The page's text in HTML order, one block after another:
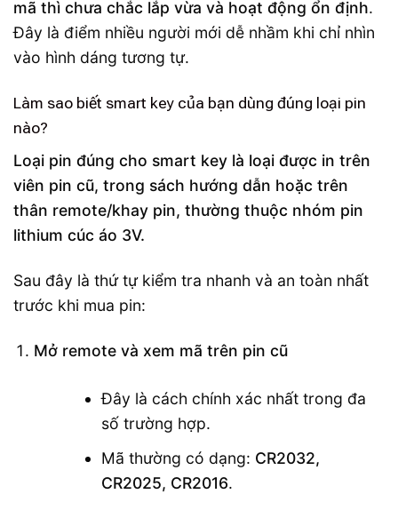
mã thì chưa chắc lắp vừa và hoạt động ổn định.
Đây là điểm nhiều người mới dễ nhầm khi chỉ nhìn
vào hình dáng tương tự.
Làm sao biết smart key của bạn dùng đúng loại pin
nào?
Loại pin đúng cho smart key là loại được in trên
viên pin cũ, trong sách hướng dẫn hoặc trên
thân remote/khay pin, thường thuộc nhóm pin
lithium cúc áo 3V.
Sau đây là thứ tự kiểm tra nhanh và an toàn nhất
trước khi mua pin:
Mở remote và xem mã trên pin cũ
Đây là cách chính xác nhất trong đa
số trường hợp.
Mã thường có dạng: CR2032,
CR2025, CR2016.